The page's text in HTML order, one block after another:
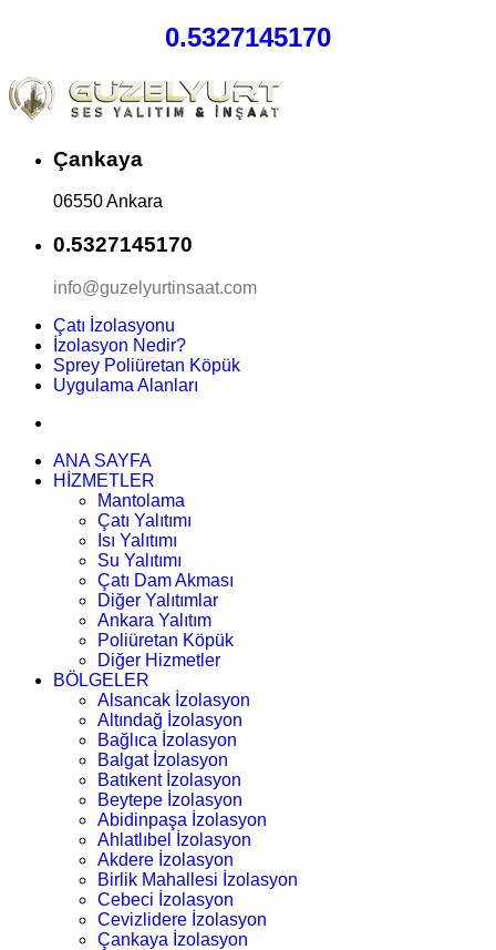
0.5327145170
Çankaya
06550 Ankara
0.5327145170
info@guzelyurtinsaat.com
Çatı İzolasyonu
İzolasyon Nedir?
Sprey Poliüretan Köpük
Uygulama Alanları
ANA SAYFA
HİZMETLER
Mantolama
Çatı Yalıtımı
Isı Yalıtımı
Su Yalıtımı
Çatı Dam Akması
Diğer Yalıtımlar
Ankara Yalıtım
Poliüretan Köpük
Diğer Hizmetler
BÖLGELER
Alsancak İzolasyon
Altındağ İzolasyon
Bağlıca İzolasyon
Balgat İzolasyon
Batıkent İzolasyon
Beytepe İzolasyon
Abidinpaşa İzolasyon
Ahlatlıbel İzolasyon
Akdere İzolasyon
Birlik Mahallesi İzolasyon
Cebeci İzolasyon
Cevizlidere İzolasyon
Çankaya İzolasyon